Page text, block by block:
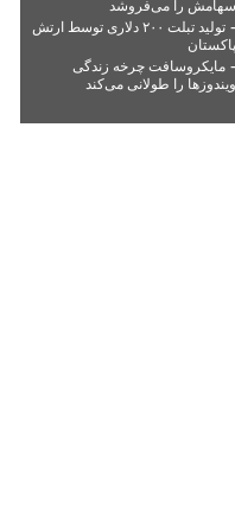
سهامش را می‌فروشد
-
تولید تبلت ۲۰۰ دلاری توسط ارتش
پاکستان
- مایکروسافت چرخه زندگی
ویندوزها را طولانی می‌کند